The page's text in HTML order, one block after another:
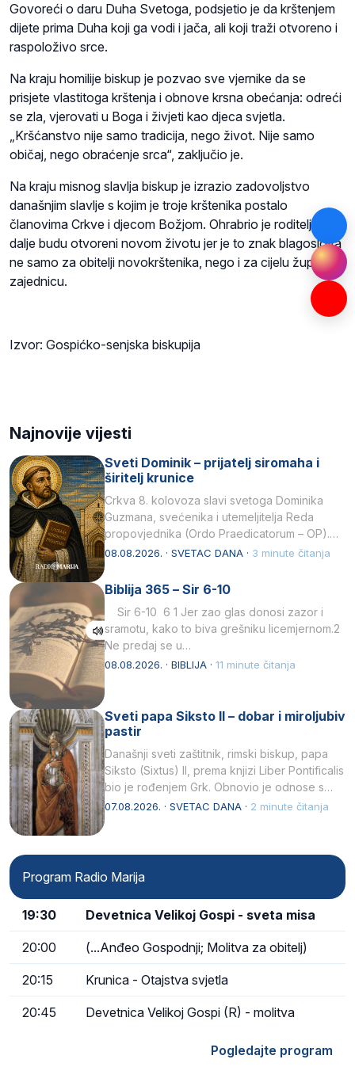
Govoreći o daru Duha Svetoga, podsjetio je da krštenjem
dijete prima Duha koji ga vodi i jača, ali koji traži otvoreno i
raspoloživo srce.
Na kraju homilije biskup je pozvao sve vjernike da se
prisjete vlastitoga krštenja i obnove krsna obećanja: odreći
se zla, vjerovati u Boga i živjeti kao djeca svjetla.
„Kršćanstvo nije samo tradicija, nego život. Nije samo
običaj, nego obraćenje srca“, zaključio je.
Na kraju misnog slavlja biskup je izrazio zadovoljstvo
današnjim slavlje s kojim je troje krštenika postalo
članovima Crkve i djecom Božjom. Ohrabrio je roditelje da i
dalje budu otvoreni novom životu jer je to znak blagoslova
ne samo za obitelji novokrštenika, nego i za cijelu župnu
zajednicu.
Izvor: Gospićko-senjska biskupija
Najnovije vijesti
Sveti Dominik – prijatelj siromaha i
širitelj krunice
Crkva 8. kolovoza slavi svetoga Dominika
Guzmana, svećenika i utemeljitelja Reda
propovjednika (Ordo Praedicatorum – OP).
Svojim životom, dubokom ljubavlju prema
08.08.2026. · SVETAC DANA · 3 minute čitanja
Biblija 365 – Sir 6-10
Sir 6-10 6 1 Jer zao glas donosi zazor i
sramotu, kako to biva grešniku licemjernom.2
Ne predaj se u…
08.08.2026. · BIBLIJA · 11 minute čitanja
Sveti papa Siksto II – dobar i miroljubiv
pastir
Današnji sveti zaštitnik, rimski biskup, papa
Siksto (Sixtus) II, prema knjizi Liber Pontificalis
bio je rođenjem Grk. Obnovio je odnose s
afričkim…
07.08.2026. · SVETAC DANA · 2 minute čitanja
Program Radio Marija
19:30 Devetnica Velikoj Gospi - sveta misa
20:00 (...Anđeo Gospodnji; Molitva za obitelj)
20:15 Krunica - Otajstva svjetla
20:45 Devetnica Velikoj Gospi (R) - molitva
Pogledajte program